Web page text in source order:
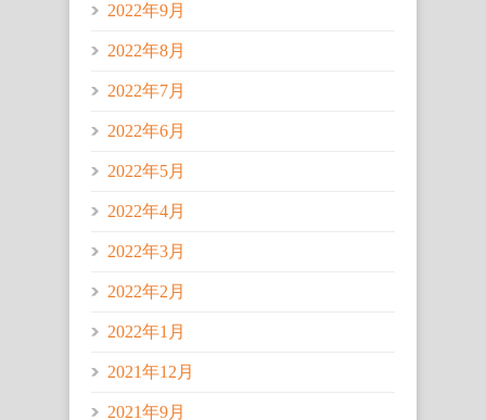
2022年9月
2022年8月
2022年7月
2022年6月
2022年5月
2022年4月
2022年3月
2022年2月
2022年1月
2021年12月
2021年9月